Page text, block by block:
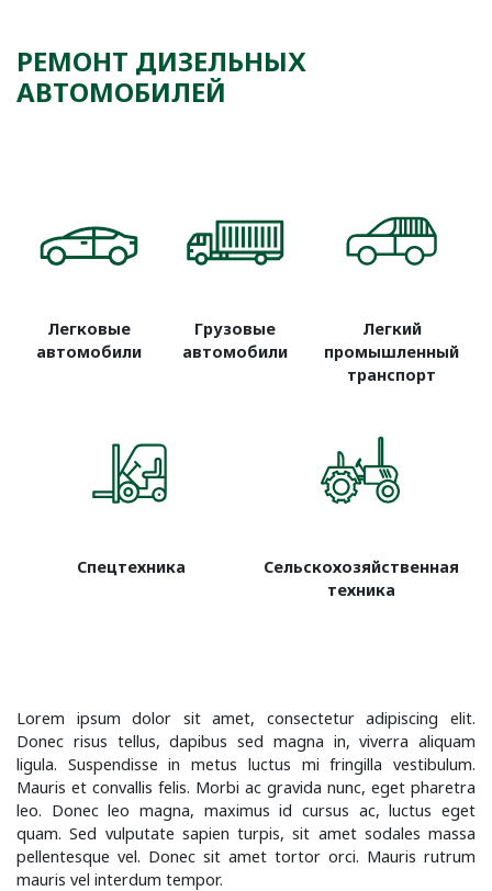
РЕМОНТ ДИЗЕЛЬНЫХ
АВТОМОБИЛЕЙ
Легковые
автомобили
Грузовые
автомобили
Легкий
промышленный
транспорт
Спецтехника
Сельскохозяйственная
техника
Lorem ipsum dolor sit amet, consectetur adipiscing elit.
Donec risus tellus, dapibus sed magna in, viverra aliquam
ligula. Suspendisse in metus luctus mi fringilla vestibulum.
Mauris et convallis felis. Morbi ac gravida nunc, eget pharetra
leo. Donec leo magna, maximus id cursus ac, luctus eget
quam. Sed vulputate sapien turpis, sit amet sodales massa
pellentesque vel. Donec sit amet tortor orci. Mauris rutrum
mauris vel interdum tempor.